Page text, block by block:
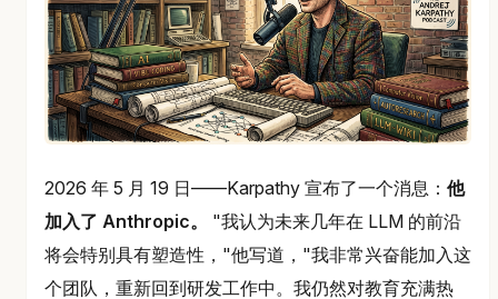
2026 年 5 月 19 日——Karpathy 宣布了一个消息： 他
加入了 Anthropic。
"我认为未来几年在 LLM 的前沿
将会特别具有塑造性，"他写道，"我非常兴奋能加入这
个团队，重新回到研发工作中。我仍然对教育充满热